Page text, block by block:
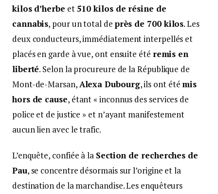
kilos d’herbe et510 kilos de résine de
cannabis, pour un total de près de 700 kilos. Les
deux conducteurs, immédiatement interpellés et
placés en garde à vue, ont ensuite été remis en
liberté. Selon la procureure de la République de
Mont-de-Marsan,Alexa Dubourg, ils ont été mis
hors de cause, étant « inconnus des services de
police et de justice » et n’ayant manifestement
aucun lien avec le trafic.
L’enquête, confiée à la Section de recherches de
Pau, se concentre désormais sur l’origine et la
destination de la marchandise. Les enquêteurs